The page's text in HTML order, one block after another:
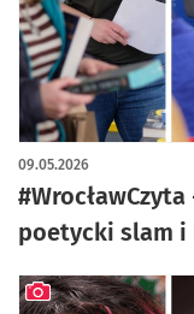
poetycki slam
09.05.2026
artykuł z galerią